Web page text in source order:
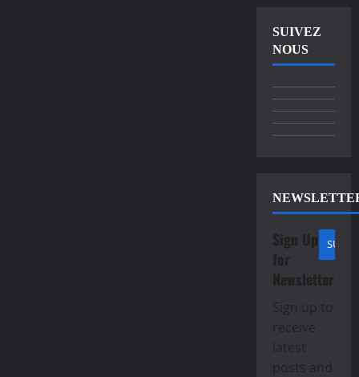
SUIVEZ
NOUS
Sign Up
for
Newsletter
Sign up to
receive
latest
posts and